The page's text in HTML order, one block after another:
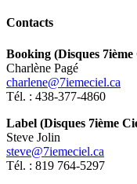
Contacts
Booking (Disques 7ième
Charlène Pagé
charlene@7iemeciel.ca
Tél. : 438-377-4860
Label (Disques 7ième
Steve Jolin
steve@7iemeciel.ca
Tél. : 819 764-5297